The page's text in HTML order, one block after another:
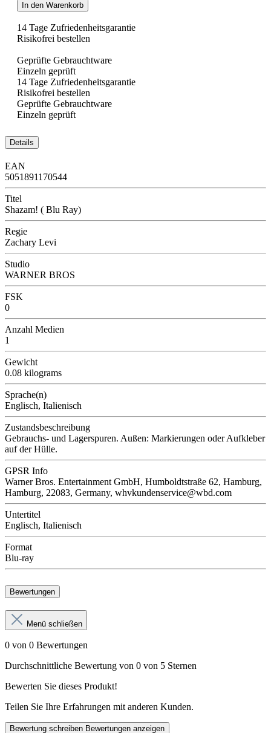
In den Warenkorb
14 Tage Zufriedenheitsgarantie
Risikofrei bestellen
Geprüfte Gebrauchtware
Einzeln geprüft
14 Tage Zufriedenheitsgarantie
Risikofrei bestellen
Geprüfte Gebrauchtware
Einzeln geprüft
Details
EAN
5051891170544
Titel
Shazam! ( Blu Ray)
Regie
Zachary Levi
Studio
WARNER BROS
FSK
0
Anzahl Medien
1
Gewicht
0.08 kilograms
Sprache(n)
Englisch, Italienisch
Zustandsbeschreibung
Gebrauchs- und Lagerspuren. Außen: Markierungen oder Aufkleber
auf der Hülle.
GPSR Info
Warner Bros. Entertainment GmbH, Humboldtstraße 62, Hamburg,
Hamburg, 22083, Germany, whvkundenservice@wbd.com
Untertitel
Englisch, Italienisch
Format
Blu-ray
Bewertungen
Menü schließen
0 von 0 Bewertungen
Durchschnittliche Bewertung von 0 von 5 Sternen
Bewerten Sie dieses Produkt!
Teilen Sie Ihre Erfahrungen mit anderen Kunden.
Bewertung schreiben Bewertungen anzeigen